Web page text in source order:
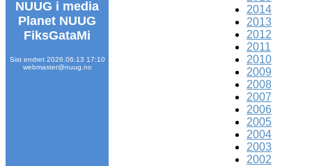
NUUG i media
Planet NUUG
FiksGataMi
Sist endret 2026.06.13 17:10
webmaster@nuug.no
2014
2013
2012
2011
2010
2009
2008
2007
2006
2005
2004
2003
2002